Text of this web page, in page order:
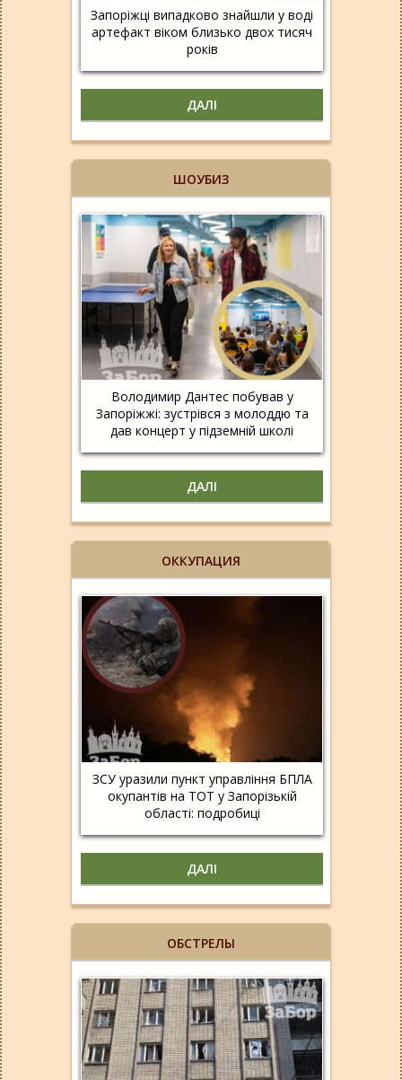
Запоріжці випадково знайшли у воді
артефакт віком близько двох тисяч
років
ДАЛІ
ШОУБИЗ
Володимир Дантес побував у
Запоріжжі: зустрівся з молоддю та
дав концерт у підземній школі
ДАЛІ
ОККУПАЦИЯ
ЗСУ уразили пункт управління БПЛА
окупантів на ТОТ у Запорізькій
області: подробиці
ДАЛІ
ОБСТРЕЛЫ